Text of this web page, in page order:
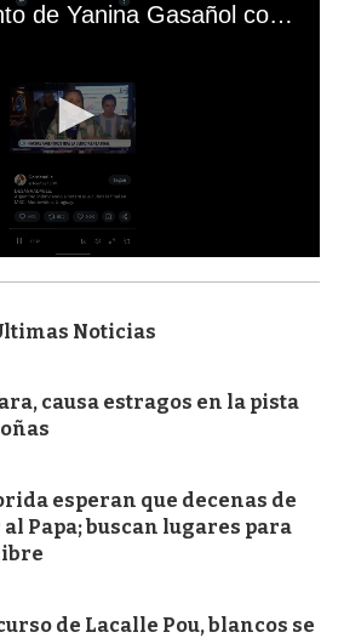
El mal momento de Yanina Gasañol con un hincha argentino en "Subrayado"
Noticias
causa estragos en la pista
esperan que decenas de
Papa; buscan lugares para
de Lacalle Pou, blancos se